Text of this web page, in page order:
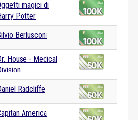
magici di
Potter
Berlusconi
House - Medical
Radcliffe
America